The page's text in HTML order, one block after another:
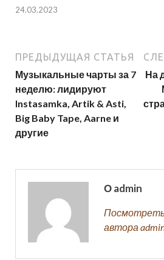
24.03.2023
ПРЕДЫДУЩАЯ СТАТЬЯ
Музыкальные чарты за 7
неделю: лидируют
Instasamka, Artik & Asti,
Big Baby Tape, Aarne и
другие
На
О admin
Посмотреть
автора